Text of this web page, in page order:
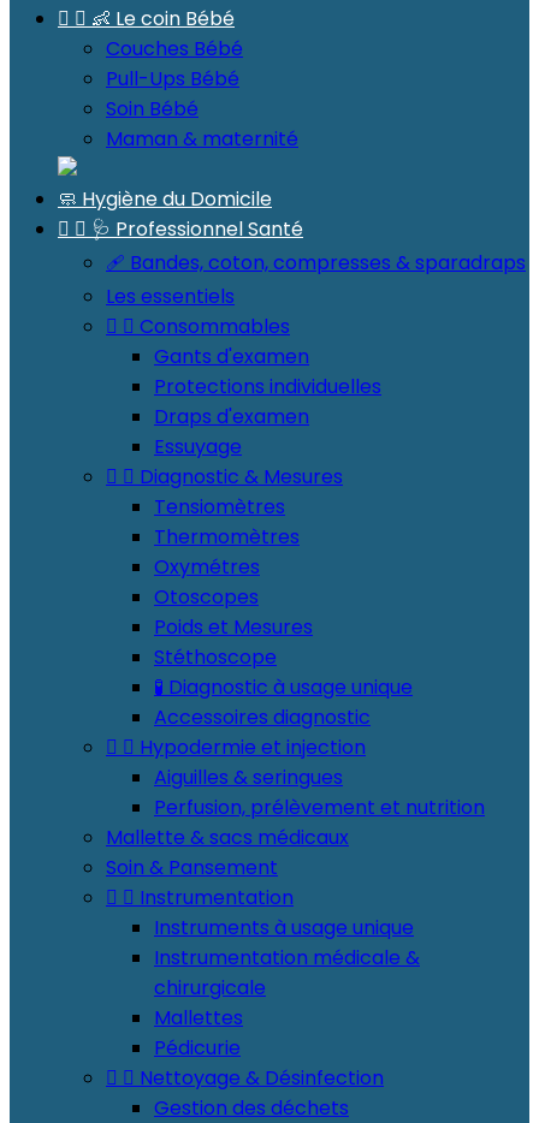
  👶 Le coin Bébé
Couches Bébé
Pull-Ups Bébé
Soin Bébé
Maman & maternité
🧼 Hygiène du Domicile
  🩺 Professionnel Santé
🩹 Bandes, coton, compresses & sparadraps
Les essentiels
  Consommables
Gants d'examen
Protections individuelles
Draps d'examen
Essuyage
  Diagnostic & Mesures
Tensiomètres
Thermomètres
Oxymétres
Otoscopes
Poids et Mesures
Stéthoscope
🧪 Diagnostic à usage unique
Accessoires diagnostic
  Hypodermie et injection
Aiguilles & seringues
Perfusion, prélèvement et nutrition
Mallette & sacs médicaux
Soin & Pansement
  Instrumentation
Instruments à usage unique
Instrumentation médicale &
chirurgicale
Mallettes
Pédicurie
  Nettoyage & Désinfection
Gestion des déchets